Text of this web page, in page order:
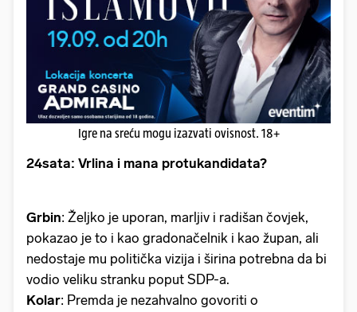
Igre na sreću mogu izazvati ovisnost. 18+
24sata: Vrlina i mana protukandidata?
Grbin: Željko je uporan, marljiv i radišan čovjek,
pokazao je to i kao gradonačelnik i kao župan, ali
nedostaje mu politička vizija i širina potrebna da bi
vodio veliku stranku poput SDP-a.
Kolar: Premda je nezahvalno govoriti o